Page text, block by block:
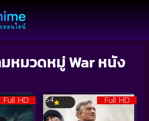
หมวดหมู่ War หนัง
Full HD Full HD
5.4